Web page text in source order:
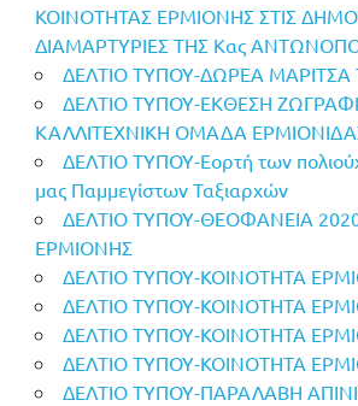
ΚΟΙΝΟΤΗΤΑΣ ΕΡΜΙΟΝΗΣ ΣΤΙΣ
ΔΙΑΜΑΡΤΥΡΙΕΣ ΤΗΣ Κας
ΔΕΛΤΙΟ ΤΥΠΟΥ-ΔΩΡΕΑ ΜΑΡΙΤΣΑ
ΔΕΛΤΙΟ ΤΥΠΟΥ-ΕΚΘΕΣΗ
ΚΑΛΛΙΤΕΧΝΙΚΗ ΟΜΑΔΑ
ΔΕΛΤΙΟ ΤΥΠΟΥ-Εορτή των
μας Παμμεγίστων Ταξιαρχών
ΔΕΛΤΙΟ ΤΥΠΟΥ-ΘΕΟΦΑΝΕΙΑ
ΕΡΜΙΟΝΗΣ
ΔΕΛΤΙΟ ΤΥΠΟΥ-ΚΟΙΝΟΤΗΤΑ
ΔΕΛΤΙΟ ΤΥΠΟΥ-ΚΟΙΝΟΤΗΤΑ
ΔΕΛΤΙΟ ΤΥΠΟΥ-ΚΟΙΝΟΤΗΤΑ
ΔΕΛΤΙΟ ΤΥΠΟΥ-ΚΟΙΝΟΤΗΤΑ
ΔΕΛΤΙΟ ΤΥΠΟΥ-ΠΑΡΑΛΑΒΗ